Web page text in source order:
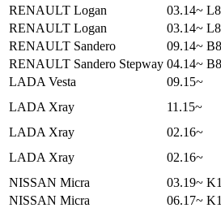
RENAULT Logan
03.14~
RENAULT Logan
03.14~
RENAULT Sandero
09.14~
RENAULT Sandero Stepway 04.14~
LADA Vesta
09.15~
LADA Xray
11.15~
LADA Xray
02.16~
LADA Xray
02.16~
NISSAN Micra
03.19~
NISSAN Micra
06.17~